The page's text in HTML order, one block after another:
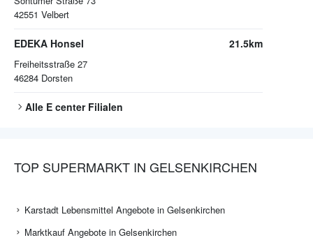
42551 Velbert
EDEKA Honsel
Freiheitsstraße 27
46284 Dorsten
21.5km
Alle E centerFilialen
TOP SUPERMARKT IN GELSENKIRCHEN
Karstadt Lebensmittel Angebote in Gelsenkirchen
Marktkauf Angebote in Gelsenkirchen